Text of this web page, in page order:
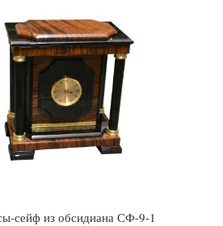
сейф из обсидиана СФ-9-1